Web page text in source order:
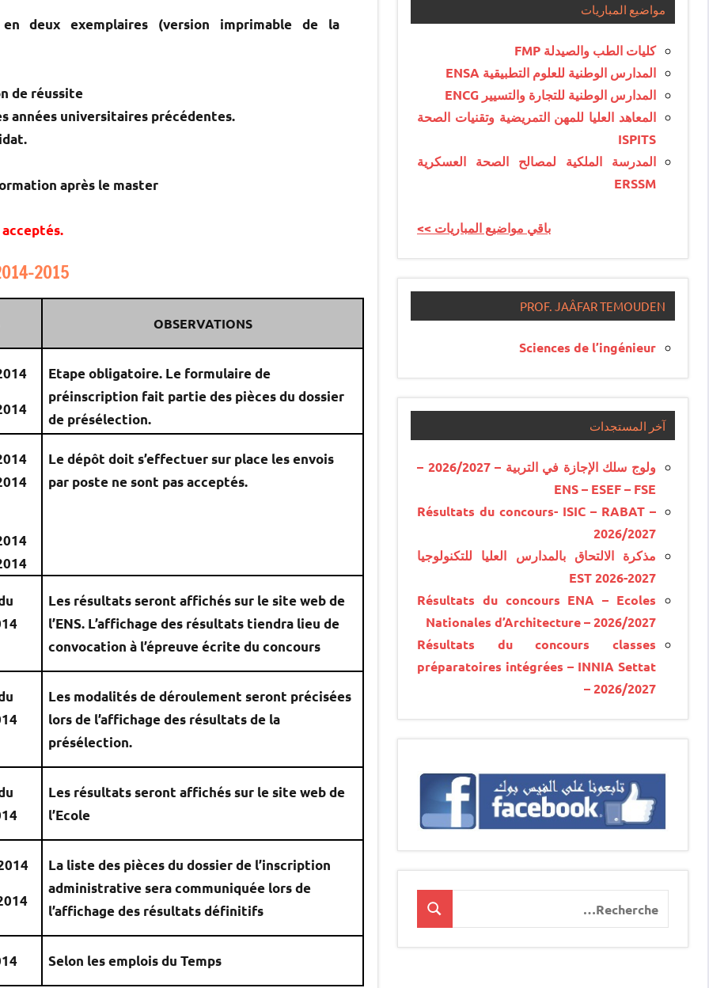
deux exemplaires (version imprimable de la
de réussite
années universitaires précédentes.
après le master
2015
OBSERVATIONS
Etape obligatoire. Le formulaire de
préinscription fait partie des pièces du dossier
de présélection.
Le dépôt doit s’effectuer sur place les envois
par poste ne sont pas acceptés.
Les résultats seront affichés sur le site web de
l’ENS. L’affichage des résultats tiendra lieu de
convocation à l’épreuve écrite du concours
Les modalités de déroulement seront précisées
lors de l’affichage des résultats de la
présélection.
Les résultats seront affichés sur le site web de
l’Ecole
La liste des pièces du dossier de l’inscription
administrative sera communiquée lors de
l’affichage des résultats définitifs
Selon les emplois du Temps
مواضيع المباريات
كليات الطب والصيدلة FMP
المدارس الوطنية للعلوم التطبيقية ENSA
المدارس الوطنية للتجارة والتسيير ENCG
المعاهد العليا للمهن التمريضية وتقنيات الصحة
ISPITS
المدرسة الملكية لمصالح الصحة العسكرية
ERSSM
<< باقي مواضيع المباريات
PROF. JAÂFAR TEMOUDEN
Sciences de l’ingénieur
آخر المستجدات
ولوج سلك الإجازة في التربية – 2026/2027 –
ENS – ESEF – FSE
Résultats du concours- ISIC – RABAT –
2026/2027
مذكرة الالتحاق بالمدارس العليا للتكنولوجيا
EST 2026-2027
Résultats du concours ENA – Ecoles
Nationales d’Architecture – 2026/2027
Résultats du concours classes
préparatoires intégrées – INNIA Settat
– 2026/2027
:
Recherche